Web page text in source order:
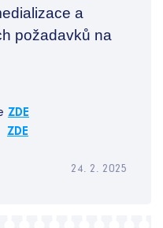
a
požadavků na
ZDE
ZDE
24. 2. 2025